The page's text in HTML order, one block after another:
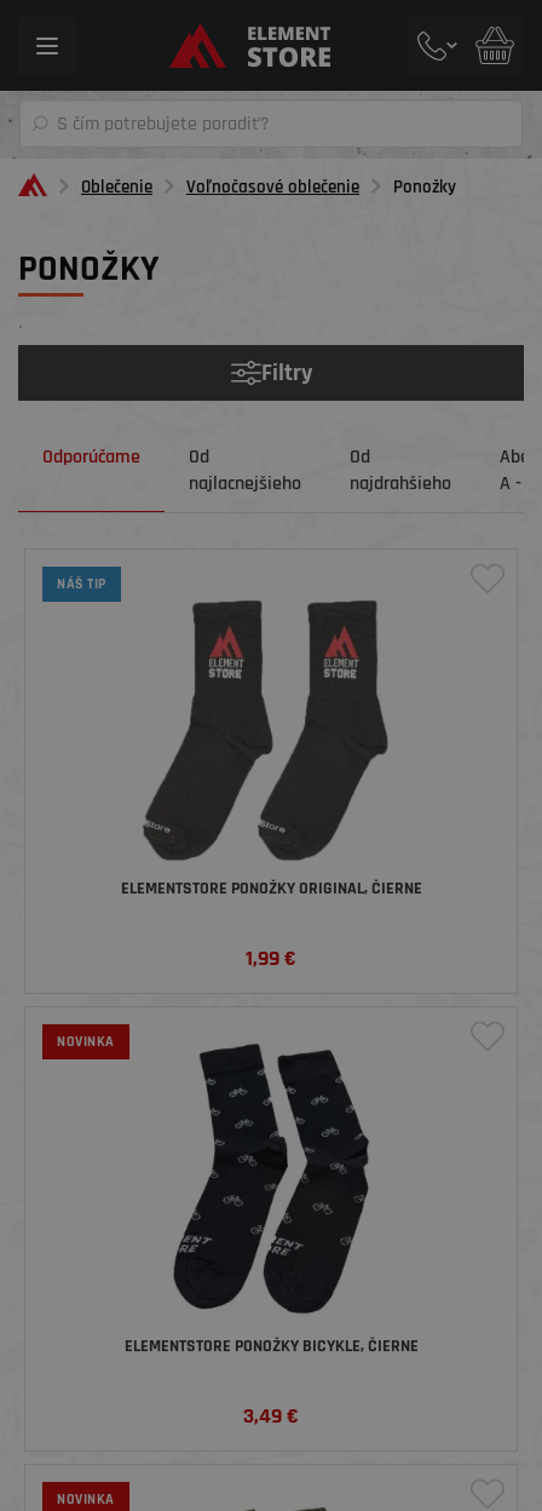
Toggle
Oblečenie Voľnočasové oblečenie Ponožky
PONOŽKY
´
Filtry
Odporúčame
Od
najlacnejšieho
Od
najdrahšieho
A - Z
NÁŠ TIP
ELEMENTSTORE PONOŽKY ORIGINAL, ČIERNE
1,99€
NOVINKA
ELEMENTSTORE PONOŽKY BICYKLE, ČIERNE
3,49€
NOVINKA